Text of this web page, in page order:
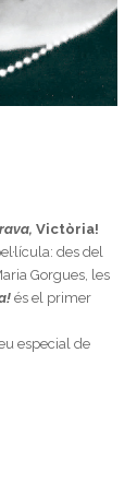
Victòria!
des del
Gorgues, les
és el primer
especial de